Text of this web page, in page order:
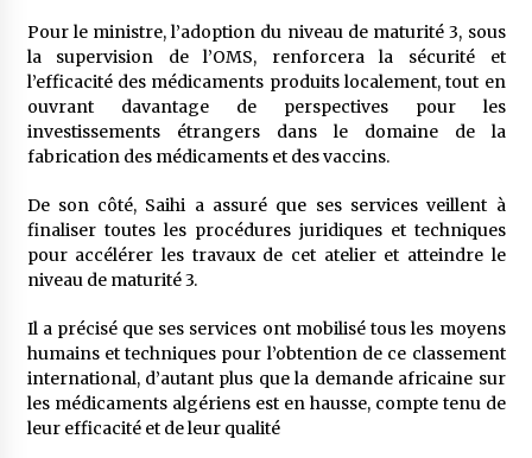
Pour le ministre, l’adoption du niveau de maturité 3, sous
la supervision de l’OMS, renforcera la sécurité et
l’efficacité des médicaments produits localement, tout en
ouvrant davantage de perspectives pour les
investissements étrangers dans le domaine de la
fabrication des médicaments et des vaccins.
De son côté, Saihi a assuré que ses services veillent à
finaliser toutes les procédures juridiques et techniques
pour accélérer les travaux de cet atelier et atteindre le
niveau de maturité 3.
Il a précisé que ses services ont mobilisé tous les moyens
humains et techniques pour l’obtention de ce classement
international, d’autant plus que la demande africaine sur
les médicaments algériens est en hausse, compte tenu de
leur efficacité et de leur qualité